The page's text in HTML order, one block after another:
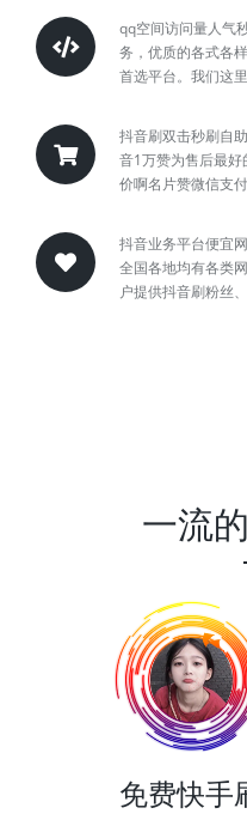
qq空间访问量人气
务，优质的各式各
首选平台。我们这
抖音刷双击秒刷自
音1万赞为售后最
价啊名片赞微信支
抖音业务平台便宜
全国各地均有各类
户提供抖音刷粉丝
一流
免费快手